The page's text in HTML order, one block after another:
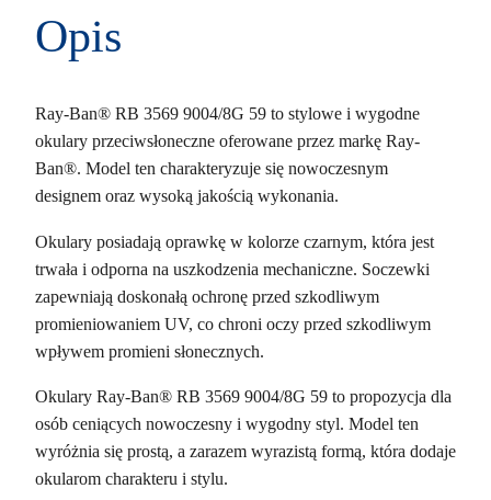
Opis
Ray-Ban® RB 3569 9004/8G 59 to stylowe i wygodne
okulary przeciwsłoneczne oferowane przez markę Ray-
Ban®. Model ten charakteryzuje się nowoczesnym
designem oraz wysoką jakością wykonania.
Okulary posiadają oprawkę w kolorze czarnym, która jest
trwała i odporna na uszkodzenia mechaniczne. Soczewki
zapewniają doskonałą ochronę przed szkodliwym
promieniowaniem UV, co chroni oczy przed szkodliwym
wpływem promieni słonecznych.
Okulary Ray-Ban® RB 3569 9004/8G 59 to propozycja dla
osób ceniących nowoczesny i wygodny styl. Model ten
wyróżnia się prostą, a zarazem wyrazistą formą, która dodaje
okularom charakteru i stylu.